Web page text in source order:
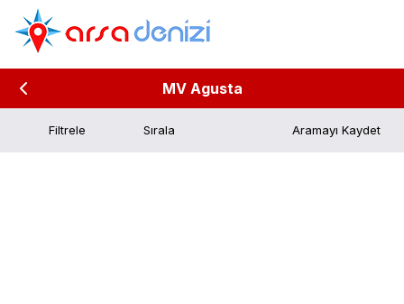
MV Agusta
Filtrele Aramayı Kaydet